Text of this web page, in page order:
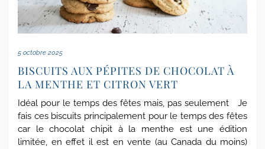
5 octobre 2025
BISCUITS AUX PÉPITES DE CHOCOLAT À
LA MENTHE ET CITRON VERT
Idéal pour le temps des fêtes mais, pas seulement Je
fais ces biscuits principalement pour le temps des fêtes
car le chocolat chipit à la menthe est une édition
limitée, en effet il est en vente (au Canada du moins)